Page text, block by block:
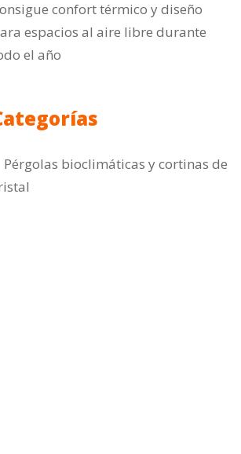
confort térmico y diseño
espacios al aire libre durante
el año
Pérgolas bioclimáticas y cortinas de